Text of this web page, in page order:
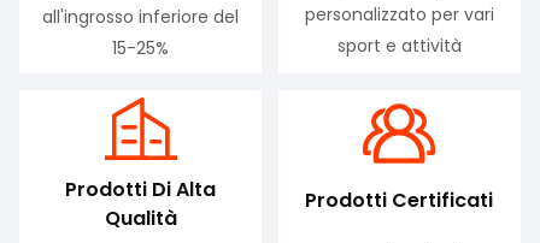
all'ingrosso inferiore del
15-25%
personalizzato per vari
sport e attività
Prodotti Di Alta
Qualità
Prodotti Certificati